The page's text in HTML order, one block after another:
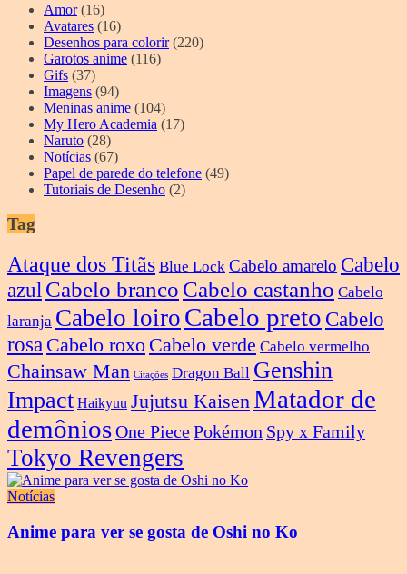
Amor(16)
Avatares (16)
Desenhos para colorir(220)
Garotos anime (116)
Gifs (37)
Imagens (94)
Meninas anime (104)
My Hero Academia (17)
Naruto (28)
Notícias (67)
Papel de parede do telefone (49)
Tutoriais de Desenho (2)
Tag
Ataque dos Titãs Blue Lock Cabelo amarelo Cabelo
azul Cabelo branco Cabelo castanho Cabelo
laranja Cabelo loiro Cabelo preto Cabelo
rosa Cabelo roxo Cabelo verde Cabelo vermelho
Chainsaw Man Citações Dragon Ball Genshin
Impact Haikyuu Jujutsu KaisenMatador de
demôniosOne PiecePokémon Spy x Family
Tokyo Revengers
Notícias
Anime para ver se gosta de Oshi no Ko